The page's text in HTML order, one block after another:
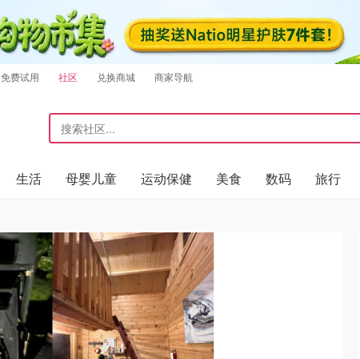
免费试用 社区 兑换商城 商家导航
生活 母婴儿童 运动保健 美食 数码 旅行